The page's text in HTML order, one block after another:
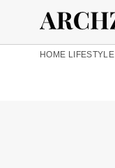
HOME LIFESTYLE